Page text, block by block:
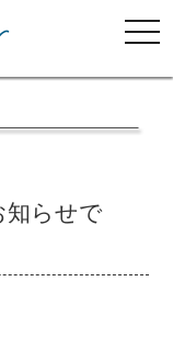
知らせで